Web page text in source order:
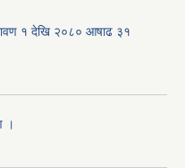
१ देखि २०८० आषाढ ३१
।